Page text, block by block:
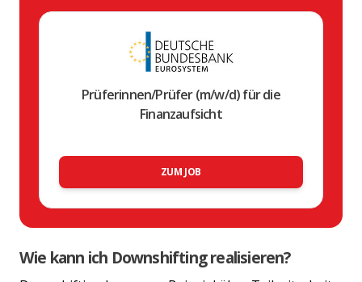
Prüferinnen/Prüfer (m/w/d) für die
Finanzaufsicht
ZUM JOB
Wie kann ich Downshifting realisieren?